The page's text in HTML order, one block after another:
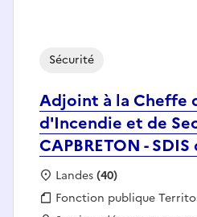
Adjoint à la Cheffe
d'Incendie et de
CAPBRETON -
Sécurité
Localisation :
Landes(40)
Fonction publique :
Fonction publique